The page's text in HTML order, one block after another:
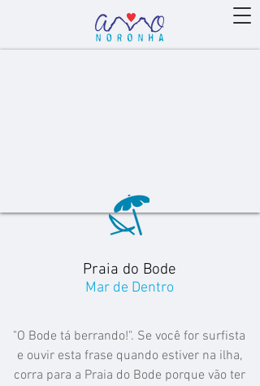
Praia do Bode
Mar de Dentro
"O Bode tá berrando!". Se você for surfista
e ouvir esta frase quando estiver na ilha,
corra para a Praia do Bode porque vão ter